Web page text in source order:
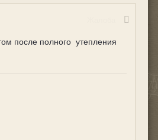
после полного утепления